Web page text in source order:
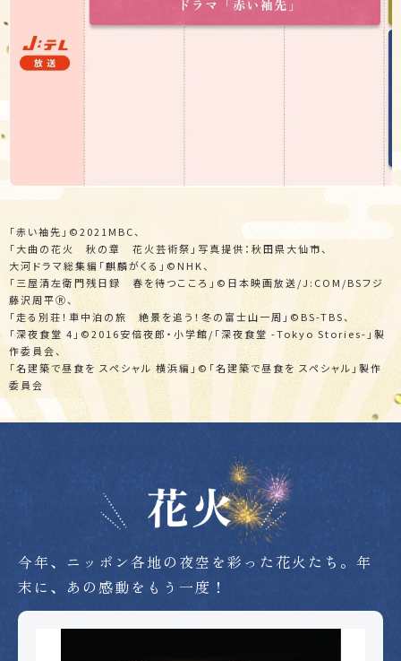
「赤い袖先」©2021MBC、
「大曲の花火 秋の章 花火芸術祭」写真提供：秋田県大仙市、
大河ドラマ総集編「麒麟がくる」©NHK、
「三屋清左衛門残日録 春を待つこころ」©日本映画放送/J:COM/BSフジ
藤沢周平Ⓡ、
「走る別荘！車中泊の旅 絶景を追う！冬の富士山一周」©BS-TBS、
「深夜食堂 4」©2016安倍夜郎・小学館/「深夜食堂 -Tokyo Stories-」製
作委員会、
「名建築で昼食を スペシャル 横浜編」©「名建築で昼食を スペシャル」製作
委員会
今年、ニッポン各地の夜空を彩った花火たち。年
末に、あの感動をもう一度！